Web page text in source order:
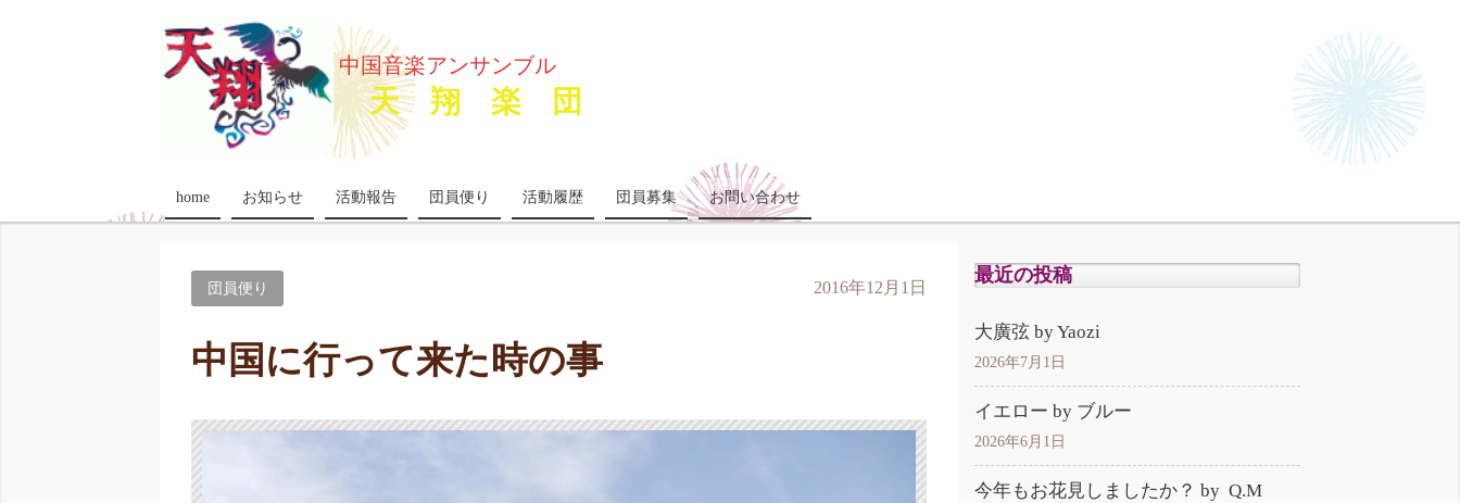
中国音楽アンサンブル
天 翔 楽 団
home お知らせ 活動報告 団員便り 活動履歴 団員募集 お問い合わせ
団員便り 2016年12月1日
中国に行って来た時の事
最近の投稿
大廣弦 by Yaozi
2026年7月1日
イエロー by ブルー
2026年6月1日
今年もお花見しましたか？ by Q.M